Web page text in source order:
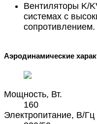
Вентиляторы K/
системах с
сопротивлением.
Аэродинамические
Мощность, Вт.
160
Электропитание, В/Гц